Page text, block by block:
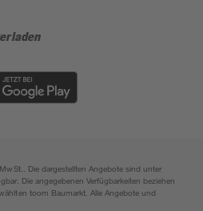
Die dargestellten Angebote sind unter
Die angegebenen Verfügbarkeiten beziehen
toom Baumarkt. Alle Angebote und